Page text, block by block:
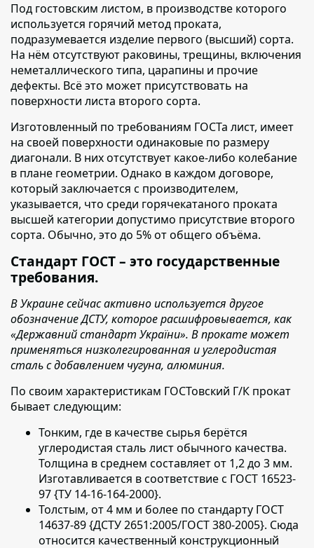
Под гостовским листом, в производстве которого
используется горячий метод проката,
подразумевается изделие первого (высший) сорта.
На нём отсутствуют раковины, трещины, включения
неметаллического типа, царапины и прочие
дефекты. Всё это может присутствовать на
поверхности листа второго сорта.
Изготовленный по требованиям ГОСТа лист, имеет
на своей поверхности одинаковые по размеру
диагонали. В них отсутствует какое-либо колебание
в плане геометрии. Однако в каждом договоре,
который заключается с производителем,
указывается, что среди горячекатаного проката
высшей категории допустимо присутствие второго
сорта. Обычно, это до 5% от общего объёма.
Стандарт ГОСТ – это государственные
требования.
В Украине сейчас активно используется другое
обозначение ДСТУ, которое расшифровывается, как
«Державний стандарт України». В прокате может
применяться низколегированная и углеродистая
сталь с добавлением чугуна, алюминия.
По своим характеристикам ГОСТовский Г/К прокат
бывает следующим:
Тонким, где в качестве сырья берётся
углеродистая сталь лист обычного качества.
Толщина в среднем составляет от 1,2 до 3 мм.
Изготавливается в соответствие с ГОСТ 16523-
97 {ТУ 14-16-164-2000}.
Толстым, от 4 мм и более по стандарту ГОСТ
14637-89 {ДСТУ 2651:2005/ГОСТ 380-2005}. Сюда
относится качественный конструкционный